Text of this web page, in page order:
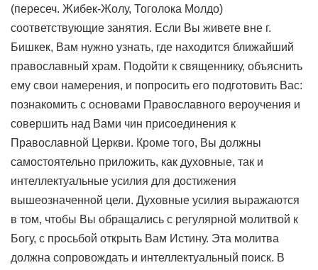
(пересеч. Жибек-Жолу, Тоголока Молдо)
соответствующие занятия. Если Вы живете вне г.
Бишкек, Вам нужно узнать, где находится ближайший
православный храм. Подойти к священнику, объяснить
ему свои намерения, и попросить его подготовить Вас:
познакомить с основами Православного вероучения и
совершить над Вами чин присоединения к
Православной Церкви. Кроме того, Вы должны
самостоятельно приложить, как духовные, так и
интеллектуальные усилия для достижения
вышеозначенной цели. Духовные усилия выражаются
в том, чтобы Вы обращались с регулярной молитвой к
Богу, с просьбой открыть Вам Истину. Эта молитва
должна сопровождать и интеллектуальный поиск. В